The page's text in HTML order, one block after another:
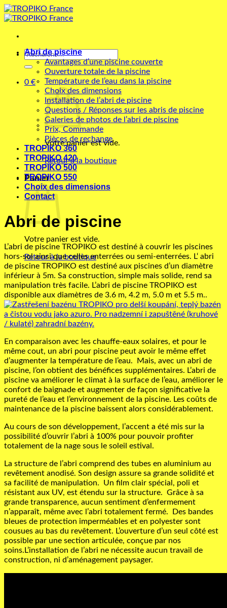
Passer
au
Recherche
pour :
0 €
Votre panier est vide.
Retour à la boutique
Panier
Votre panier est vide.
Retour à la boutique
Abri de piscine
Avantages d’une piscine couverte
Ouverture totale de la piscine
Température de l’eau dans la piscine
Choix des dimensions
Installation de l’abri de piscine
Questions / Réponses sur les abris de piscine
Galeries de photos de l’abri de piscine
Prix, Commande
Pièces de rechange
TROPIKO 360
TROPIKO 420
TROPIKO 500
TROPIKO 550
Choix des dimensions
Contact
Abri de piscine
L’abri de piscine TROPIKO est destiné à couvrir les piscines
hors-sol ainsi que celles enterrées ou semi-enterrées. L‘ abri
de piscine TROPIKO est destiné aux piscines d’un diamètre
inférieur à 5m. Sa construction, simple mais solide, rend sa
manipulation très facile. L’abri de piscine TROPIKO est
disponible aux diamètres de 3.6 m, 4.2 m, 5.0 m et 5.5 m..
En comparaison avec les chauffe-eaux solaires, et pour le
même cout, un abri pour piscine peut avoir le même effet
d’augmenter la température de l’eau. Mais, avec un abri de
piscine, l’on obtient des bénéfices supplémentaires. L’abri de
piscine va améliorer le climat à la surface de l’eau, améliorer le
confort de baignade et augmenter de façon significative la
pureté de l’eau et l’environnement de la piscine. Les coûts de
maintenance de la piscine baissent alors considérablement.
Au cours de son développement, l’accent a été mis sur la
possibilité d’ouvrir l’abri à 100% pour pouvoir profiter
totalement de la nage sous le soleil estival.
La structure de l’abri comprend des tubes en aluminium au
revêtement anodisé. Son design assure sa grande solidité et
sa facilité de manipulation. Un film clair spécial, poli et
résistant aux UV, est étendu sur la structure. Grâce à sa
grande transparence, aucun sentiment d’enfermement
n’apparaît, même avec l’abri totalement fermé. Des bandes
bleues de protection imperméables et en polyester sont
cousues au bas du revêtement. L’ouverture d’un seul côté est
possible par une section articulée, conçue par nos
soins.L’installation de l’abri ne nécessite aucun travail de
construction, ni d’aménagement paysager.